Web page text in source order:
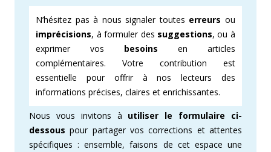
N’hésitez pas à nous signaler toutes erreurs ou
imprécisions, à formuler des suggestions, ou à
exprimer vos besoins en articles
complémentaires. Votre contribution est
essentielle pour offrir à nos lecteurs des
informations précises, claires et enrichissantes.
Nous vous invitons à utiliser le formulaire ci-
dessous pour partager vos corrections et attentes
spécifiques : ensemble, faisons de cet espace une